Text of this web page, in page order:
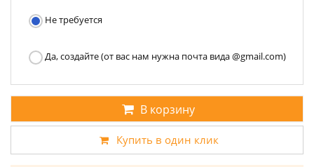
Не требуется
Да, создайте (от вас нам нужна почта вида @gmail.com)
В корзину
Купить в один клик